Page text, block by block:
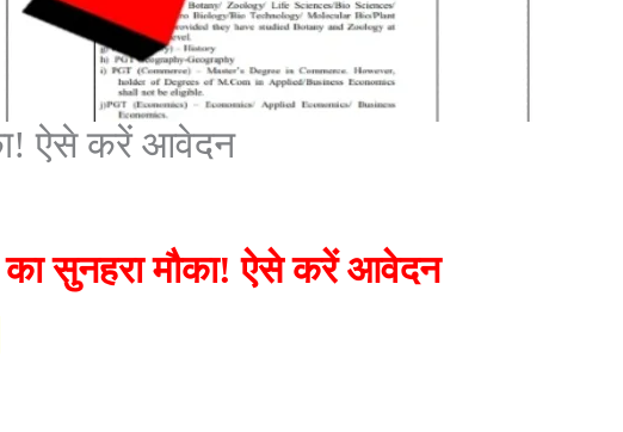
ऐसे करें आवेदन
का सुनहरा मौका! ऐसे करें आवेदन